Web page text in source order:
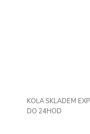
KOLA SKLADEM
DO 24HOD